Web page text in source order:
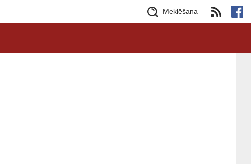
Meklēšana